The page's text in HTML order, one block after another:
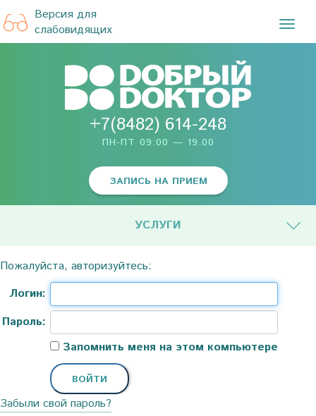
Версия для
слабовидящих
+7(8482) 614-248
ПН-ПТ 09:00 — 19.00
ЗАПИСЬ НА ПРИЕМ
УСЛУГИ
Пожалуйста, авторизуйтесь:
Логин:
Пароль:
Запомнить меня на этом компьютере
Забыли свой пароль?